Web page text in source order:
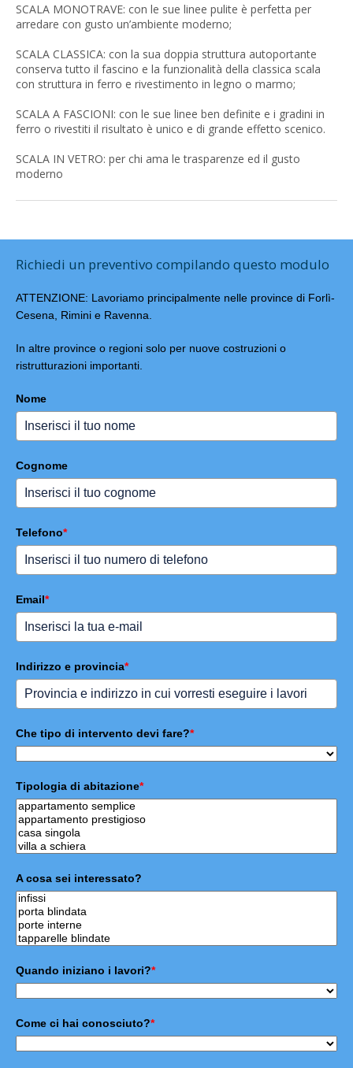
SCALA MONOTRAVE: con le sue linee pulite è perfetta per
arredare con gusto un’ambiente moderno;
SCALA CLASSICA: con la sua doppia struttura autoportante
conserva tutto il fascino e la funzionalità della classica scala
con struttura in ferro e rivestimento in legno o marmo;
SCALA A FASCIONI: con le sue linee ben definite e i gradini in
ferro o rivestiti il risultato è unico e di grande effetto scenico.
SCALA IN VETRO: per chi ama le trasparenze ed il gusto
moderno
Richiedi un preventivo compilando questo modulo
ATTENZIONE: Lavoriamo principalmente nelle province di Forlì-
Cesena, Rimini e Ravenna.
In altre province o regioni solo per nuove costruzioni o
ristrutturazioni importanti.
Nome
Cognome
Telefono*
Email*
Indirizzo e provincia*
Che tipo di intervento devi fare?*
Tipologia di abitazione*
A cosa sei interessato?
Quando iniziano i lavori?*
Come ci hai conosciuto?*